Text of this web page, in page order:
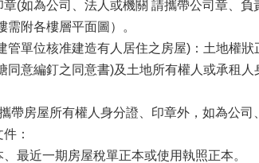
(如為公司、法人或機關 請攜帶公司章、負
附各樓層平面圖）。
單位核准建造有人居住之房屋)：土地權狀
意編釘之同意書)及土地所有權人或承租人
帶房屋所有權人身分證、印章外，如為公司
：
近一期房屋稅單正本或使用執照正本。